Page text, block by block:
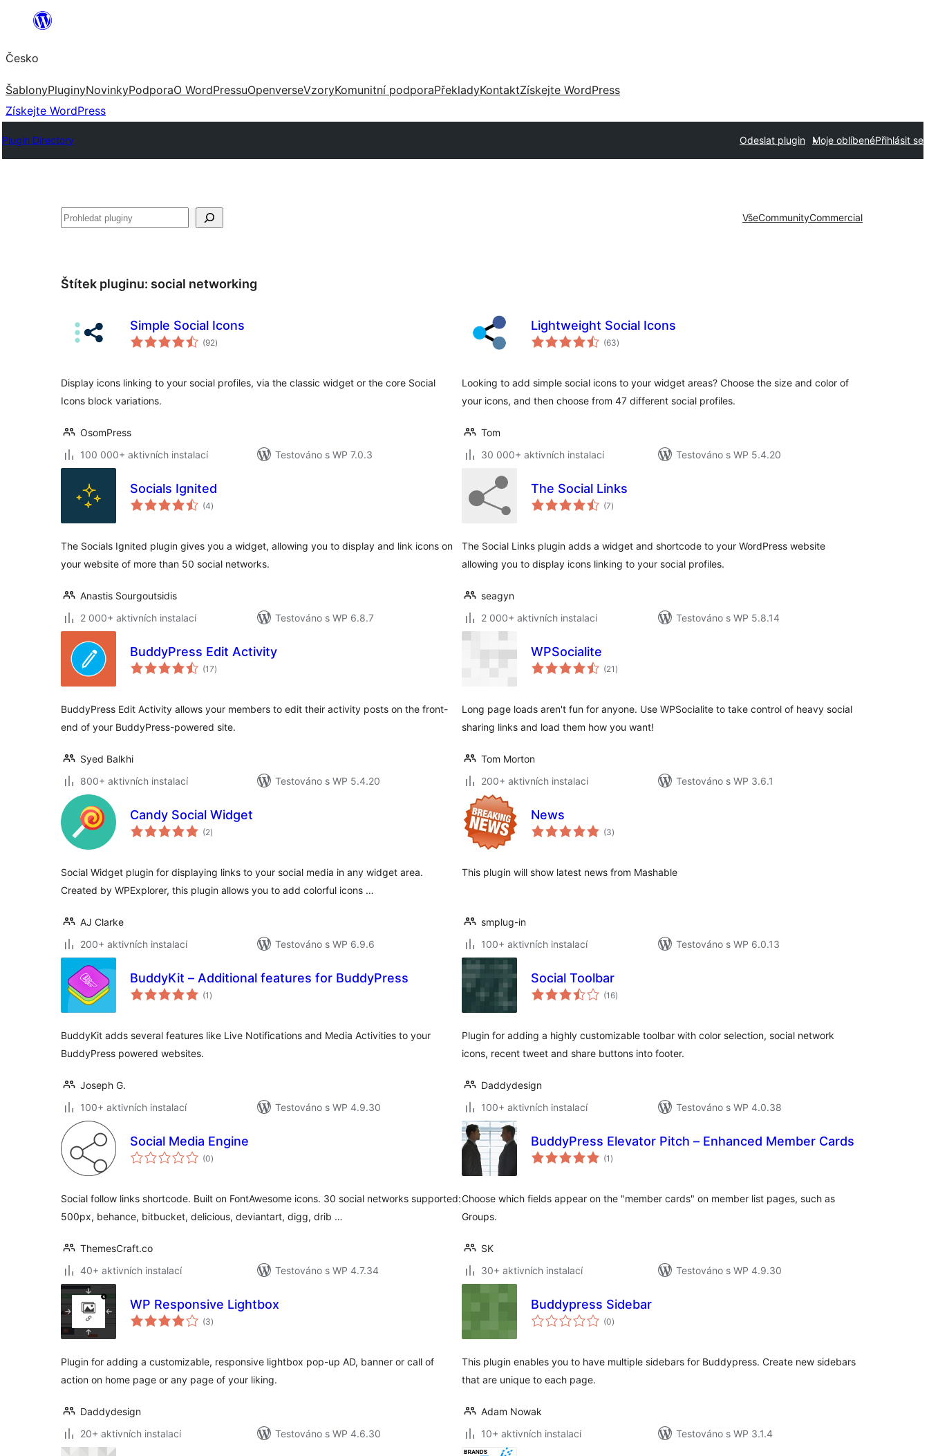
Přeskočit
obsah
Česko
ŠablonyPluginyNovinkyPodporaO WordPressuOpenverseVzoryKomunitní podporaPřekladyKontaktZískejte WordPress
Získejte WordPress
Plugin Directory Odeslat plugin Moje oblíbenéPřihlásit se
Hledat VšeCommunityCommercial
Štítek pluginu: social networking
Simple Social Icons
(92celkové
hodnocení
)
Display icons linking to your social profiles, via the classic widget or the core Social
Icons block variations.
OsomPress
100 000+ aktivních instalací
Testováno s WP 7.0.3
Lightweight Social Icons
(63celkové
hodnocení
)
Looking to add simple social icons to your widget areas? Choose the size and color of
your icons, and then choose from 47 different social profiles.
Tom
30 000+ aktivních instalací
Testováno s WP 5.4.20
Socials Ignited
(4celkové
hodnocení
)
The Socials Ignited plugin gives you a widget, allowing you to display and link icons on
your website of more than 50 social networks.
Anastis Sourgoutsidis
2 000+ aktivních instalací
Testováno s WP 6.8.7
The Social Links
(7celkové
hodnocení
)
The Social Links plugin adds a widget and shortcode to your WordPress website
allowing you to display icons linking to your social profiles.
seagyn
2 000+ aktivních instalací
Testováno s WP 5.8.14
BuddyPress Edit Activity
(17celkové
hodnocení
)
BuddyPress Edit Activity allows your members to edit their activity posts on the front-
end of your BuddyPress-powered site.
Syed Balkhi
800+ aktivních instalací
Testováno s WP 5.4.20
WPSocialite
(21 celkové
hodnocení
)
Long page loads aren't fun for anyone. Use WPSocialite to take control of heavy social
sharing links and load them how you want!
Tom Morton
200+ aktivních instalací
Testováno s WP 3.6.1
Candy Social Widget
(2celkové
hodnocení
)
Social Widget plugin for displaying links to your social media in any widget area.
Created by WPExplorer, this plugin allows you to add colorful icons …
AJ Clarke
200+ aktivních instalací
Testováno s WP 6.9.6
News
(3celkové
hodnocení
)
This plugin will show latest news from Mashable
smplug-in
100+ aktivních instalací
Testováno s WP 6.0.13
BuddyKit – Additional features for BuddyPress
(1 celkové
hodnocení
)
BuddyKit adds several features like Live Notifications and Media Activities to your
BuddyPress powered websites.
Joseph G.
100+ aktivních instalací
Testováno s WP 4.9.30
Social Toolbar
(16celkové
hodnocení
)
Plugin for adding a highly customizable toolbar with color selection, social network
icons, recent tweet and share buttons into footer.
Daddydesign
100+ aktivních instalací
Testováno s WP 4.0.38
Social Media Engine
(0celkové
hodnocení
)
Social follow links shortcode. Built on FontAwesome icons. 30 social networks supported:
500px, behance, bitbucket, delicious, deviantart, digg, drib …
ThemesCraft.co
40+ aktivních instalací
Testováno s WP 4.7.34
BuddyPress Elevator Pitch – Enhanced Member Cards
(1 celkové
hodnocení
)
Choose which fields appear on the "member cards" on member list pages, such as
Groups.
SK
30+ aktivních instalací
Testováno s WP 4.9.30
WP Responsive Lightbox
(3celkové
hodnocení
)
Plugin for adding a customizable, responsive lightbox pop-up AD, banner or call of
action on home page or any page of your liking.
Daddydesign
20+ aktivních instalací
Testováno s WP 4.6.30
Buddypress Sidebar
(0celkové
hodnocení
)
This plugin enables you to have multiple sidebars for Buddypress. Create new sidebars
that are unique to each page.
Adam Nowak
10+ aktivních instalací
Testováno s WP 3.1.4